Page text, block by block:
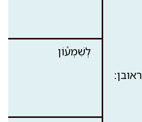
ראובן:
לְשִׁמְע֕וֹן